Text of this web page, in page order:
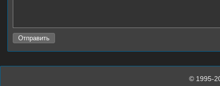
© 1995-